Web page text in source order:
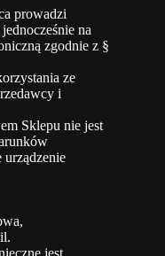
prowadzi
na
zgodnie z §
ze
i
Sklepu nie jest
urządzenie
jest